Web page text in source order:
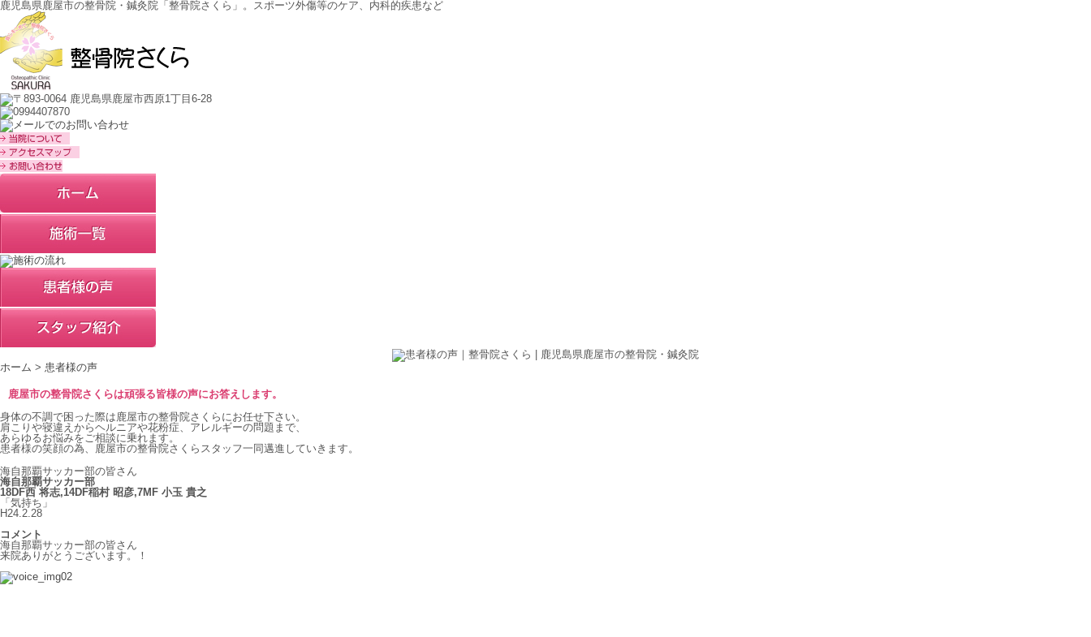
鹿児島県鹿屋市の整骨院・鍼灸院「整骨院さくら」。スポーツ外傷等のケア、内科的疾患など
ホーム > 患者様の声
鹿屋市の整骨院さくらは頑張る皆様の声にお答えします。
身体の不調で困った際は鹿屋市の整骨院さくらにお任せ下さい。
肩こりや寝違えからヘルニアや花粉症、アレルギーの問題まで、
あらゆるお悩みをご相談に乗れます。
患者様の笑顔の為、鹿屋市の整骨院さくらスタッフ一同邁進していきます。
海自那覇サッカー部の皆さん
海自那覇サッカー部
18DF西 将志,14DF稲村 昭彦,7MF 小玉 貴之
「気持ち」
H24.2.28
コメント
海自那覇サッカー部の皆さん
来院ありがとうございます。！